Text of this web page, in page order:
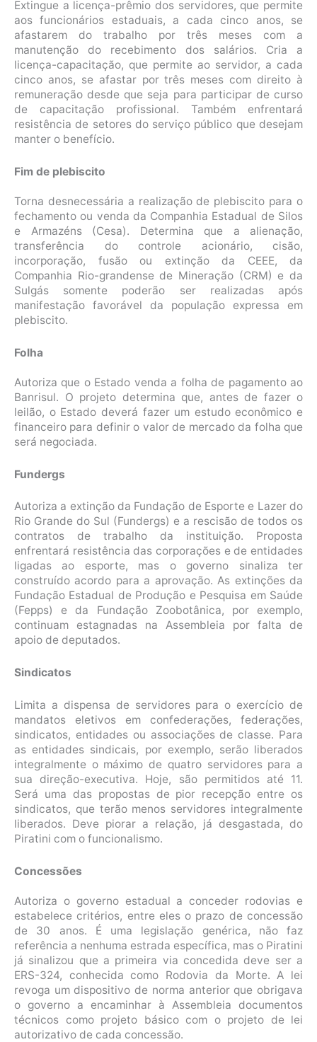
Extingue a licença-prêmio dos servidores, que permite
aos funcionários estaduais, a cada cinco anos, se
afastarem do trabalho por três meses com a
manutenção do recebimento dos salários. Cria a
licença-capacitação, que permite ao servidor, a cada
cinco anos, se afastar por três meses com direito à
remuneração desde que seja para participar de curso
de capacitação profissional. Também enfrentará
resistência de setores do serviço público que desejam
manter o benefício.
Fim de plebiscito
Torna desnecessária a realização de plebiscito para o
fechamento ou venda da Companhia Estadual de Silos
e Armazéns (Cesa). Determina que a alienação,
transferência do controle acionário, cisão,
incorporação, fusão ou extinção da CEEE, da
Companhia Rio-grandense de Mineração (CRM) e da
Sulgás somente poderão ser realizadas após
manifestação favorável da população expressa em
plebiscito.
Folha
Autoriza que o Estado venda a folha de pagamento ao
Banrisul. O projeto determina que, antes de fazer o
leilão, o Estado deverá fazer um estudo econômico e
financeiro para definir o valor de mercado da folha que
será negociada.
Fundergs
Autoriza a extinção da Fundação de Esporte e Lazer do
Rio Grande do Sul (Fundergs) e a rescisão de todos os
contratos de trabalho da instituição. Proposta
enfrentará resistência das corporações e de entidades
ligadas ao esporte, mas o governo sinaliza ter
construído acordo para a aprovação. As extinções da
Fundação Estadual de Produção e Pesquisa em Saúde
(Fepps) e da Fundação Zoobotânica, por exemplo,
continuam estagnadas na Assembleia por falta de
apoio de deputados.
Sindicatos
Limita a dispensa de servidores para o exercício de
mandatos eletivos em confederações, federações,
sindicatos, entidades ou associações de classe. Para
as entidades sindicais, por exemplo, serão liberados
integralmente o máximo de quatro servidores para a
sua direção-executiva. Hoje, são permitidos até 11.
Será uma das propostas de pior recepção entre os
sindicatos, que terão menos servidores integralmente
liberados. Deve piorar a relação, já desgastada, do
Piratini com o funcionalismo.
Concessões
Autoriza o governo estadual a conceder rodovias e
estabelece critérios, entre eles o prazo de concessão
de 30 anos. É uma legislação genérica, não faz
referência a nenhuma estrada específica, mas o Piratini
já sinalizou que a primeira via concedida deve ser a
ERS-324, conhecida como Rodovia da Morte. A lei
revoga um dispositivo de norma anterior que obrigava
o governo a encaminhar à Assembleia documentos
técnicos como projeto básico com o projeto de lei
autorizativo de cada concessão.